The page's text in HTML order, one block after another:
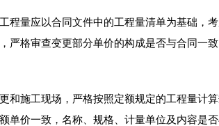
程量应以合同文件中的工程量清单为基础，
格审查变更部分单价的构成是否与合同一致
和施工现场，严格按照定额规定的工程量计
单价一致，名称、规格、计量单位及内容是